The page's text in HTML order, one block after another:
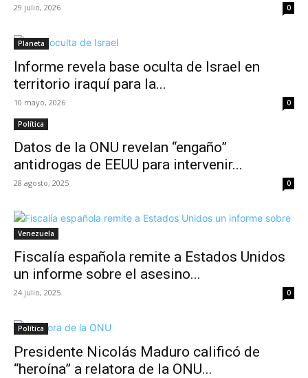
29 julio, 2026 0
Planeta
Informe revela base oculta de Israel en
territorio iraquí para la...
10 mayo, 2026 0
Política
Datos de la ONU revelan “engaño”
antidrogas de EEUU para intervenir...
28 agosto, 2025 0
Venezuela
Fiscalía española remite a Estados Unidos
un informe sobre el asesino...
24 julio, 2025 0
Política
Presidente Nicolás Maduro calificó de
“heroína” a relatora de la ONU...